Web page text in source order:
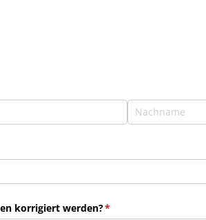
korrigiert werden?*
(erforderlich)